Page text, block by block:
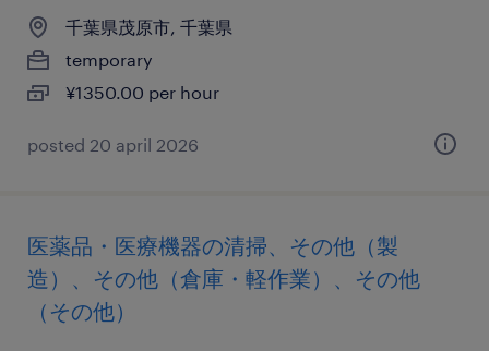
千葉県茂原市, 千葉県
temporary
¥1350.00 per hour
posted 20 april 2026
医薬品・医療機器の清掃、その他（製
造）、その他（倉庫・軽作業）、その他
（その他）